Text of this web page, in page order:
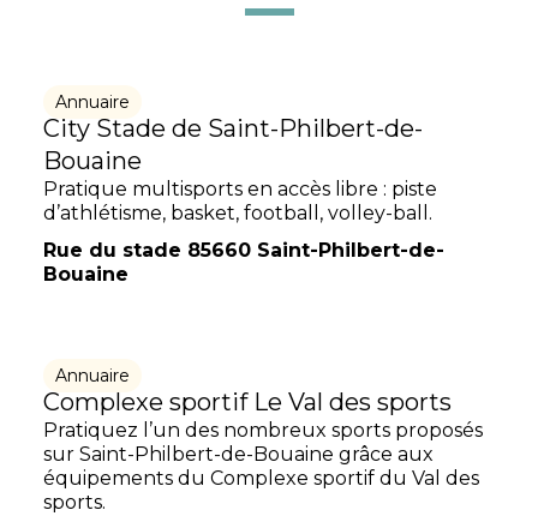
Annuaire
City Stade de Saint-Philbert-de-
Bouaine
Pratique multisports en accès libre : piste
d’athlétisme, basket, football, volley-ball.
Rue du stade 85660 Saint-Philbert-de-
Bouaine
Annuaire
Complexe sportif Le Val des sports
Pratiquez l’un des nombreux sports proposés
sur Saint-Philbert-de-Bouaine grâce aux
équipements du Complexe sportif du Val des
sports.